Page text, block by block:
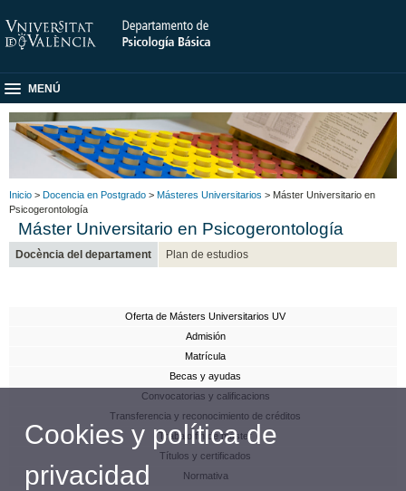
MENÚ
Inicio > Docencia en Postgrado > Másteres Universitarios > Máster Universitario en
Psicogerontología
Máster Universitario en Psicogerontología
Docència del departament Plan de estudios
Oferta de Másters Universitarios UV
Admisión
Matrícula
Becas y ayudas
Convocatorias y calificacions
Transferencia y reconocimiento de créditos
Trabajo fin de máster
Títulos y certificados
Normativa
Cookies y política de
privacidad